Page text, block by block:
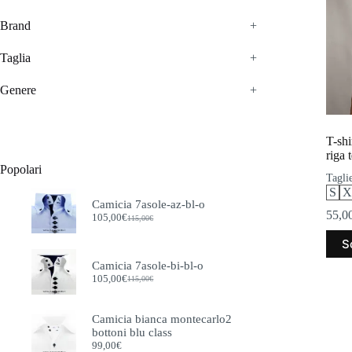
T-
riga
S
Brand +
Taglia +
Genere +
Popolari
Camicia 7asole-az-bl-o
115,00€
Il
era:
115,00€.
105,00€
Il
è:
105,00€.
Camicia 7asole-bi-bl-o
115,00€
Il
era:
115,00€.
105,00€
Il
è:
105,00€.
Camicia bianca montecarlo2
bottoni blu class
99,00€